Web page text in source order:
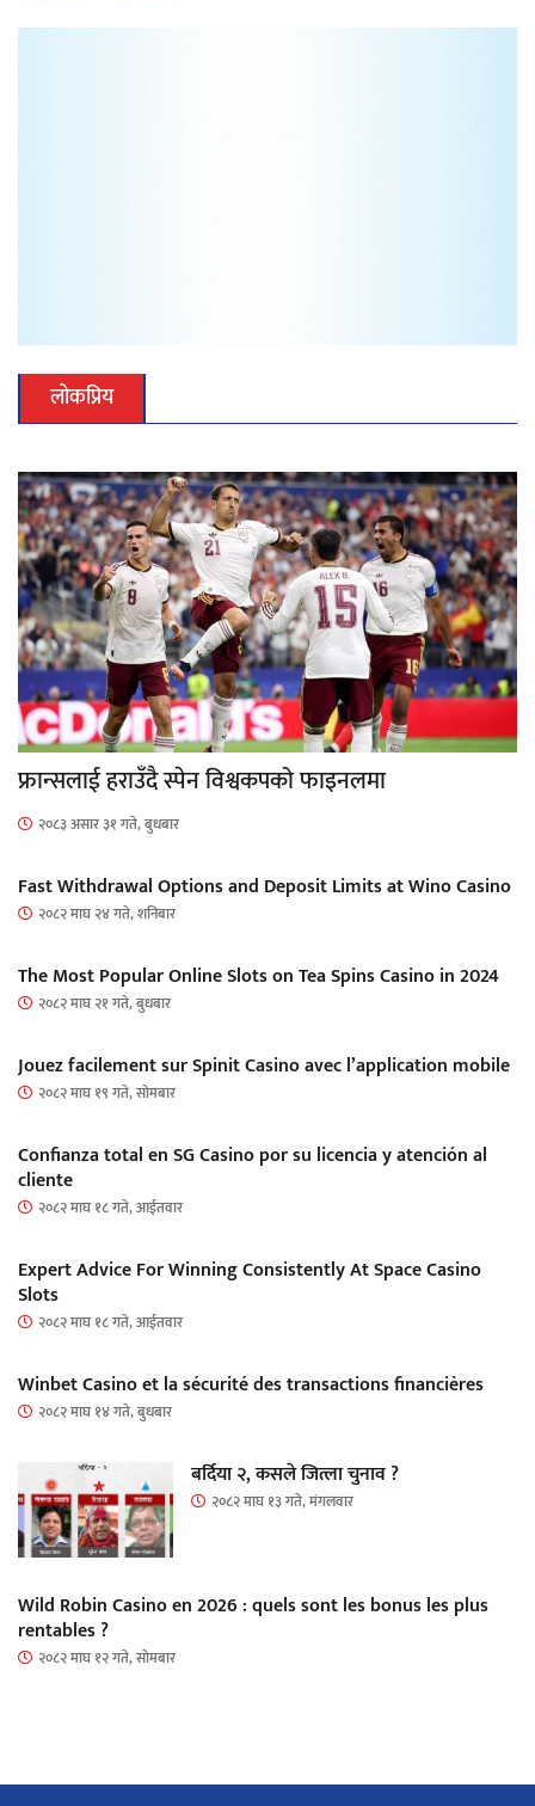
लोकप्रिय
फ्रान्सलाई हराउँदै स्पेन विश्वकपको फाइनलमा
२०८३ असार ३१ गते, बुधबार
Fast Withdrawal Options and Deposit Limits at Wino Casino
२०८२ माघ २४ गते, शनिबार
The Most Popular Online Slots on Tea Spins Casino in 2024
२०८२ माघ २१ गते, बुधबार
Jouez facilement sur Spinit Casino avec l’application mobile
२०८२ माघ १९ गते, सोमबार
Confianza total en SG Casino por su licencia y atención al
cliente
२०८२ माघ १८ गते, आईतवार
Expert Advice For Winning Consistently At Space Casino
Slots
२०८२ माघ १८ गते, आईतवार
Winbet Casino et la sécurité des transactions financières
२०८२ माघ १४ गते, बुधबार
बर्दिया २, कसले जित्ला चुनाव ?
२०८२ माघ १३ गते, मंगलवार
Wild Robin Casino en 2026 : quels sont les bonus les plus
rentables ?
२०८२ माघ १२ गते, सोमबार